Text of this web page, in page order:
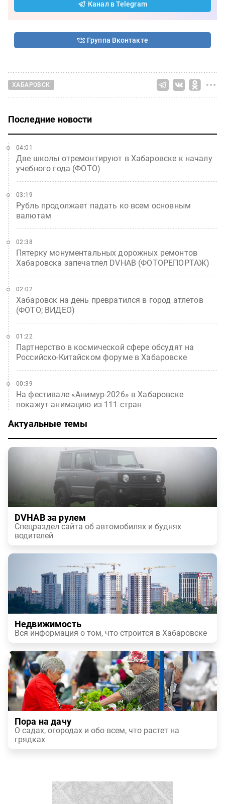
Канал в Telegram
Группа Вконтакте
ХАБАРОВСК
Последние новости
Две школы отремонтируют в Хабаровске к началу
учебного года (ФОТО)
04:01
Рубль продолжает падать ко всем основным
валютам
03:19
Пятерку монументальных дорожных ремонтов
Хабаровска запечатлел DVHAB (ФОТОРЕПОРТАЖ)
02:38
Хабаровск на день превратился в город атлетов
(ФОТО; ВИДЕО)
02:02
Партнерство в космической сфере обсудят на
Российско-Китайском форуме в Хабаровске
01:22
На фестивале «Анимур-2026» в Хабаровске
покажут анимацию из 111 стран
00:39
Актуальные темы
DVHAB за рулем
Спецраздел сайта об автомобилях и буднях
водителей
Недвижимость
Вся информация о том, что строится в Хабаровске
Пора на дачу
О садах, огородах и обо всем, что растет на
грядках